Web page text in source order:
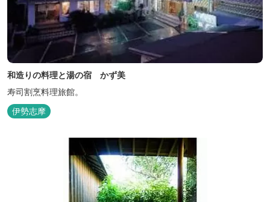
和造りの料理と湯の宿 かず美
寿司割烹料理旅館。
伊勢志摩